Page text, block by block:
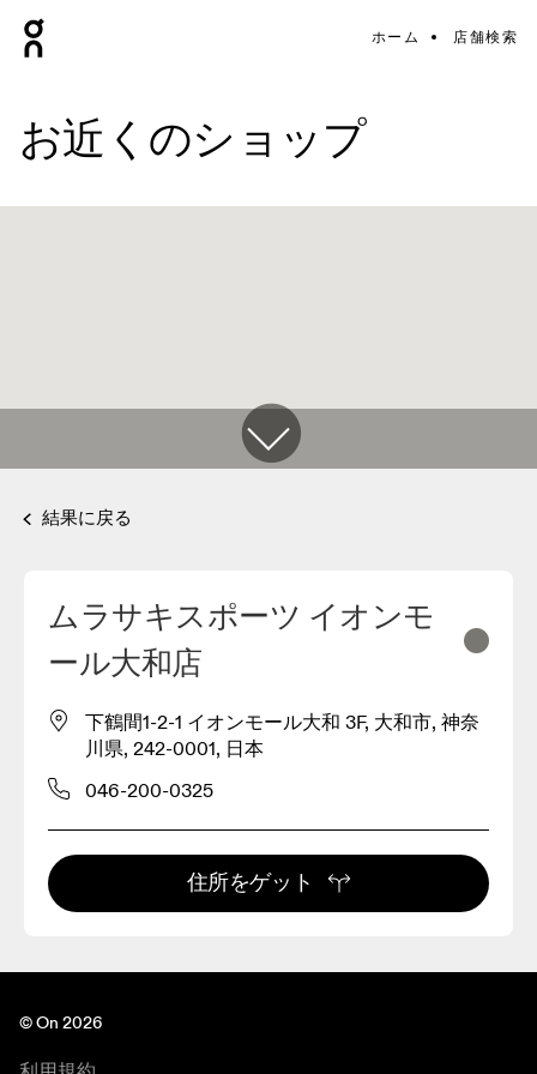
ホーム 店舗検索
お近くのショップ
結果に戻る
ムラサキスポーツ イオンモ
ール大和店
下鶴間1-2-1 イオンモール大和 3F, 大和市, 神奈
川県, 242-0001, 日本
046-200-0325
住所をゲット
© On 2026